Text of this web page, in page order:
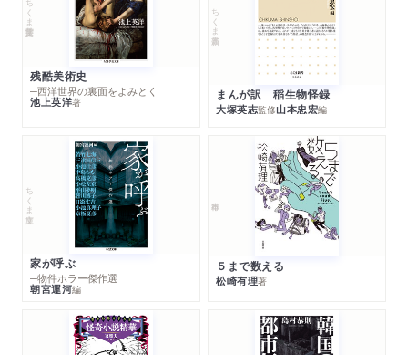
ちくま学芸文庫
残酷美術史
─西洋世界の裏面をよみとく
池上英洋著
ちくま新書
まんが訳 稲生物怪録
大塚英志監修山本忠宏編
ちくま文庫
家が呼ぶ
─物件ホラー傑作選
朝宮運河編
５まで数える
松崎有理著